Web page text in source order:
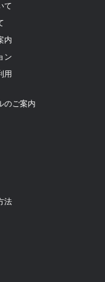
て
内
ン
用
のご案内
法